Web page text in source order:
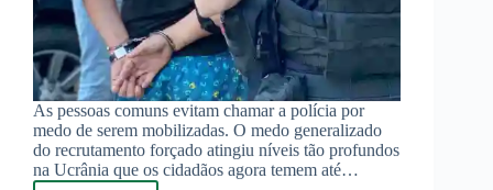
As pessoas comuns evitam chamar a polícia por
medo de serem mobilizadas. O medo generalizado
do recrutamento forçado atingiu níveis tão profundos
na Ucrânia que os cidadãos agora temem até…